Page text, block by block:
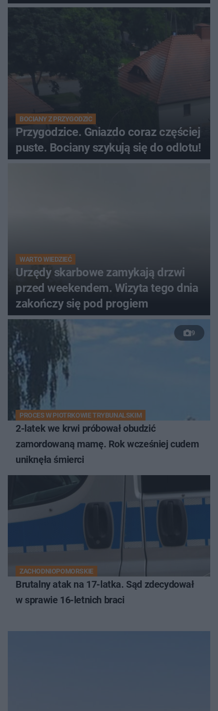
BOCIANY Z PRZYGODZIC
Przygodzice. Gniazdo coraz częściej
puste. Bociany szykują się do odlotu!
WARTO WIEDZIEĆ
Urzędy skarbowe zamykają drzwi
przed weekendem. Wizyta tego dnia
zakończy się pod progiem
9
PROCES W PIOTRKOWIE TRYBUNALSKIM
2-latek we krwi próbował obudzić
zamordowaną mamę. Rok wcześniej cudem
uniknęła śmierci
ZACHODNIOPOMORSKIE
Brutalny atak na 17-latka. Sąd zdecydował
w sprawie 16-letnich braci